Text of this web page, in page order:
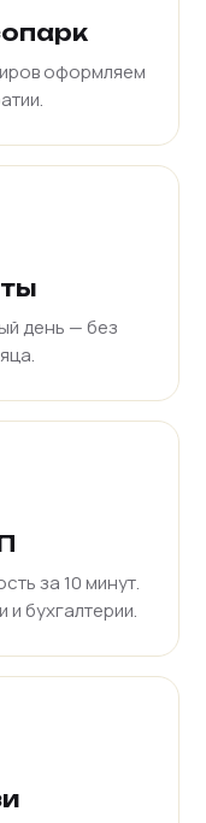
оформляем
день — без
за 10 минут.
и бухгалтерии.